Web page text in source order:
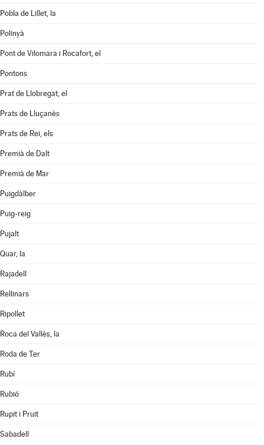
Pobla de Lillet, la
Polinyà
Pont de Vilomara i Rocafort, el
Pontons
Prat de Llobregat, el
Prats de Lluçanès
Prats de Rei, els
Premià de Dalt
Premià de Mar
Puigdàlber
Puig-reig
Pujalt
Quar, la
Rajadell
Rellinars
Ripollet
Roca del Vallès, la
Roda de Ter
Rubí
Rubió
Rupit i Pruit
Sabadell